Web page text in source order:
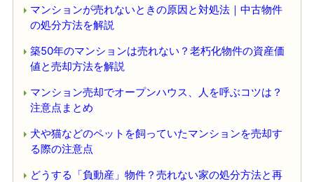
マンションが売れないときの原因と対処法｜中古物件
の処分方法を解説
築50年のマンションは売れない？老朽化物件の資産価
値と売却方法を解説
マンション売却でオープンハウス、人を呼ぶコツは？
注意点まとめ
犬や猫などのペットを飼っていたマンションを売却す
る際の注意点
どうする「負動産」物件？売れない家の処分方法と再